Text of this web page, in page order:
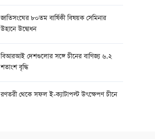
জাতিসংঘের ৮০তম বার্ষিকী বিষয়ক সেমিনার
উহানে উদ্বোধন
বিআরআই দেশগুলোর সঙ্গে চীনের বাণিজ্য ৬.২
শতাংশ বৃদ্ধি
রণতরী থেকে সফল ই-ক্যাটাপল্ট উৎক্ষেপণ চীনে